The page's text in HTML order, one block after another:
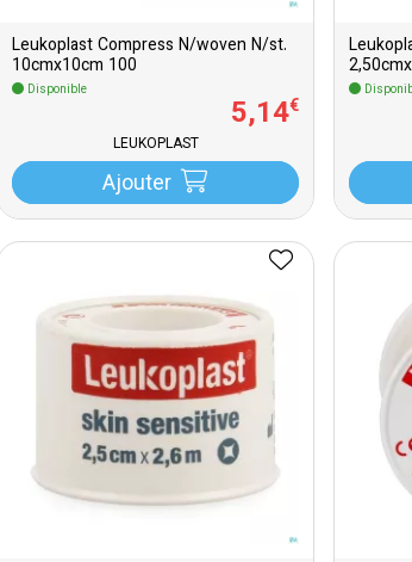
Leukoplast Compress N/woven N/st.
10cmx10cm 100
Disponible
5,14€
LEUKOPLAST
Ajouter